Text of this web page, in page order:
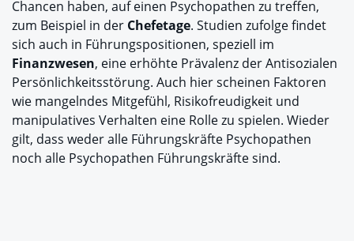
Chancen haben, auf einen Psychopathen zu treffen,
zum Beispiel in der Chefetage. Studien zufolge findet
sich auch in Führungspositionen, speziell im
Finanzwesen, eine erhöhte Prävalenz der Antisozialen
Persönlichkeitsstörung. Auch hier scheinen Faktoren
wie mangelndes Mitgefühl, Risikofreudigkeit und
manipulatives Verhalten eine Rolle zu spielen. Wieder
gilt, dass weder alle Führungskräfte Psychopathen
noch alle Psychopathen Führungskräfte sind.